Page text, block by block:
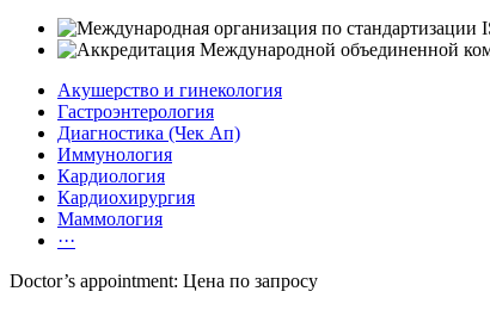
Акушерство и гинекология
Гастроэнтерология
Диагностика (Чек Ап)
Иммунология
Кардиология
Кардиохирургия
Маммология
···
Doctor’s appointment: Цена по запросу